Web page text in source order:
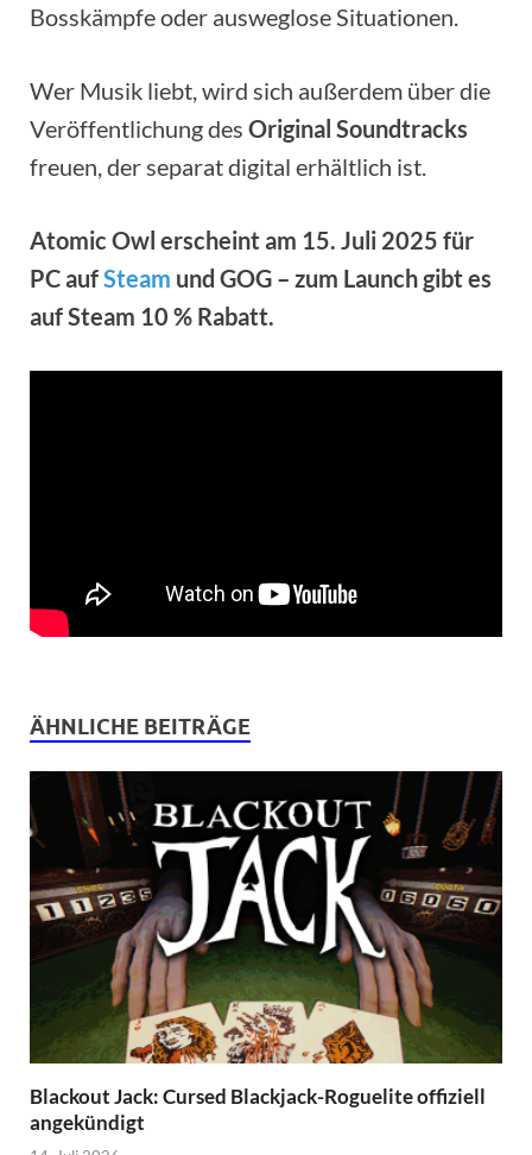
Bosskämpfe oder ausweglose Situationen.
Wer Musik liebt, wird sich außerdem über die
Veröffentlichung des Original Soundtracks
freuen, der separat digital erhältlich ist.
Atomic Owl erscheint am 15. Juli 2025 für
PC aufSteam und GOG – zum Launch gibt es
auf Steam 10 % Rabatt.
ÄHNLICHE BEITRÄGE
Blackout Jack: Cursed Blackjack-Roguelite offiziell
angekündigt